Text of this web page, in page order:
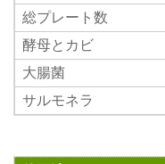
総プレート数
酵母とカビ
大腸菌
サルモネラ